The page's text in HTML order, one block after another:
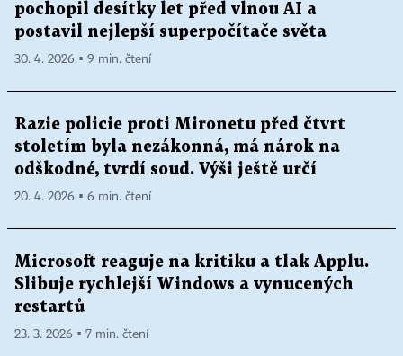
pochopil desítky let před vlnou AI a
postavil nejlepší superpočítače světa
30. 4. 2026 ▪ 9 min. čtení
Razie policie proti Mironetu před čtvrt
stoletím byla nezákonná, má nárok na
odškodné, tvrdí soud. Výši ještě určí
20. 4. 2026 ▪ 6 min. čtení
Microsoft reaguje na kritiku a tlak Applu.
Slibuje rychlejší Windows a vynucených
restartů
23. 3. 2026 ▪ 7 min. čtení